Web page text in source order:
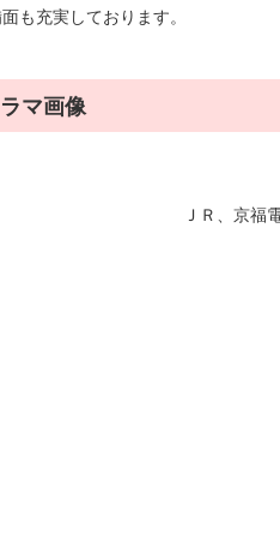
も充実しております。
マ画像
ＪＲ、京福